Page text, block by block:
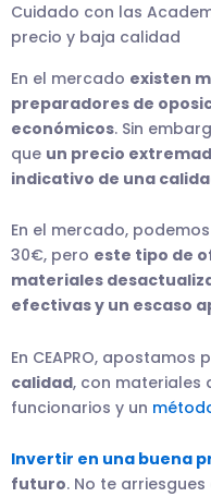
Cuidado con las
precio y baja calidad
En el mercado existen
preparadores de
económicos. Sin
que un precio
indicativo de una
En el mercado,
30€, pero este tipo de
materiales
efectivas y un escaso
En CEAPRO,
calidad, con materiales
funcionarios y un
Invertir en una buena
futuro. No te